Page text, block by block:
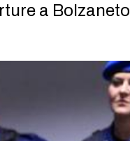
a Bolzaneto